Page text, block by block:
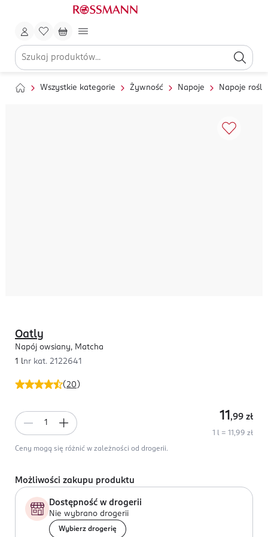
Wszystkie kategorie Żywność Napoje Napoje
(20 )
Oatly
Napój owsiany, Matcha
1 lnr kat. 2122641
11 ,99 zł
1 l = 11,99 zł
Ceny mogą się różnić w zależności od drogerii.
Możliwości zakupu produktu
Dostępność w drogerii
Nie wybrano drogerii
Wybierz drogerię